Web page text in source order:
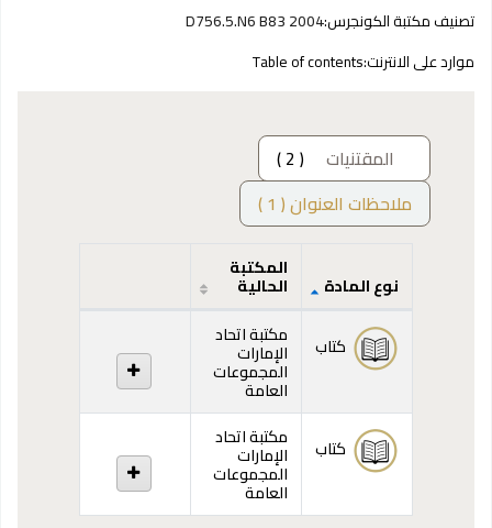
تصنيف مكتبة الكونجرس:D756.5.N6 B83 2004
موارد على الانترنت:Table of contents
المقتنيات
( 2 )
ملاحظات العنوان ( 1 )
المقتنيات
نوع المادة
المكتبة
الحالية
كتاب مكتبة اتحاد
الإمارات
المجموعات
العامة
كتاب
مكتبة اتحاد
الإمارات
المجموعات
العامة